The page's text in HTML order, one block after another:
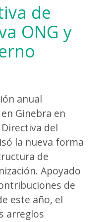
de
ONG y
anual
Ginebra en
del
la nueva forma
de
Apoyado
de
este año, el
arreglos